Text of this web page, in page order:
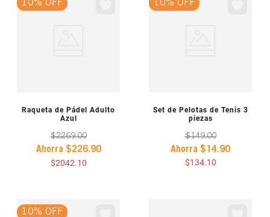
10% OFF
VISTA PREVIA
Raqueta de Pádel Adulto
Azul
$2269.00
Ahorra $226.90
$2042.10
10% OFF
VISTA PREVIA
Set de Pelotas de Tenis 3
piezas
$149.00
Ahorra $14.90
$134.10
10% OFF